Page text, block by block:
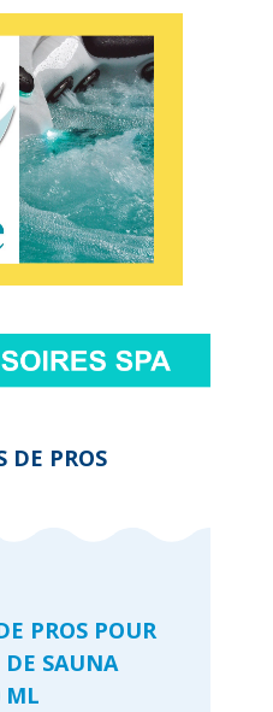
DE PROS
PROS POUR
SAUNA
ML